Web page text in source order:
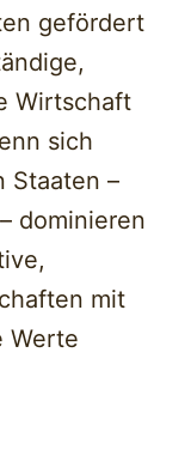
gefördert
Wirtschaft
sich
Staaten –
dominieren
mit
Werte